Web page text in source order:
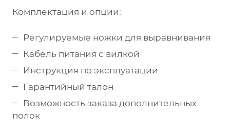
Комплектация и опции:
Регулируемые ножки для выравнивания
Кабель питания с вилкой
Инструкция по эксплуатации
Гарантийный талон
Возможность заказа дополнительных
полок